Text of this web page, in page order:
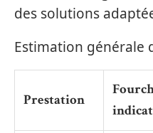
des solutions
Estimation générale
Prestation